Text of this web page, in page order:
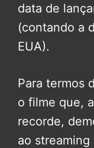
data de
(contando a
EUA).
Para termos
o filme que,
recorde,
ao